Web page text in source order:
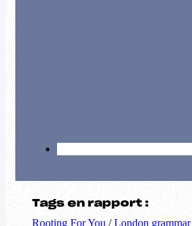
Tags en rapport :
Rooting For You /London grammar